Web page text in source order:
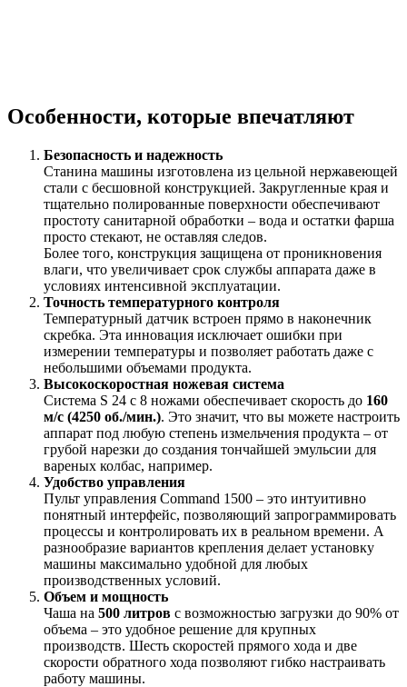
Особенности, которые впечатляют
Безопасность и надежность
Станина машины изготовлена из цельной нержавеющей
стали с бесшовной конструкцией. Закругленные края и
тщательно полированные поверхности обеспечивают
простоту санитарной обработки – вода и остатки фарша
просто стекают, не оставляя следов.
Более того, конструкция защищена от проникновения
влаги, что увеличивает срок службы аппарата даже в
условиях интенсивной эксплуатации.
Точность температурного контроля
Температурный датчик встроен прямо в наконечник
скребка. Эта инновация исключает ошибки при
измерении температуры и позволяет работать даже с
небольшими объемами продукта.
Высокоскоростная ножевая система
Система S 24 с 8 ножами обеспечивает скорость до 160
м/с (4250 об./мин.). Это значит, что вы можете настроить
аппарат под любую степень измельчения продукта – от
грубой нарезки до создания тончайшей эмульсии для
вареных колбас, например.
Удобство управления
Пульт управления Command 1500 – это интуитивно
понятный интерфейс, позволяющий запрограммировать
процессы и контролировать их в реальном времени. А
разнообразие вариантов крепления делает установку
машины максимально удобной для любых
производственных условий.
Объем и мощность
Чаша на 500 литров с возможностью загрузки до 90% от
объема – это удобное решение для крупных
производств. Шесть скоростей прямого хода и две
скорости обратного хода позволяют гибко настраивать
работу машины.